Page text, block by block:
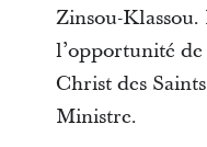
Zinsou-
l’opportunité de
Christ des
Ministre.